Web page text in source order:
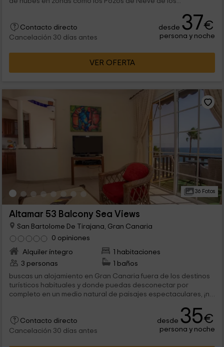
Contacto directo
Cancelación 30 días antes
desde 37€
persona y noche
VER OFERTA
36 Fotos
Altamar 53 Balcony Sea Views
San Bartolome De Tirajana, Gran Canaria
0 opiniones
Alquiler íntegro
1 habitaciones
3 personas
1 baños
buscas un alojamiento en Gran Canaria fuera de los destinos
turísticos habituales y donde puedas desconectar por
completo en un medio natural de paisajes espectaculares, ¡no
Contacto directo
Cancelación 30 días antes
desde 35€
persona y noche